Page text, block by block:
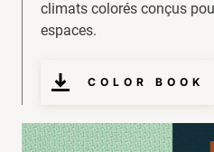
climats colorés conçus
espaces.
COLOR BOOK